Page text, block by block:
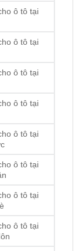
ô tô tại
ô tô tại
ô tô tại
ô tô tại
ô tô tại
ô tô tại
ô tô tại
ô tô tại